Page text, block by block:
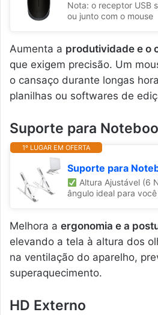
Nota: o receptor USB
ou junto com o mouse
Aumenta a produtividade e o
que exigem precisão. Um
o cansaço durante longas
planilhas ou softwares de
Suporte para
1º LUGAR EM OFERTA
Altura Ajustável (6
ângulo ideal para você
Melhora a ergonomia e a
elevando a tela à altura dos
na ventilação do aparelho,
superaquecimento.
HD Externo